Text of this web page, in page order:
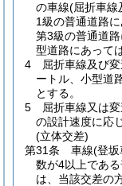
の車線(屈折車線
1級の普通道路
第3級の普通道
型道路にあって
4
屈折車線及び
ートル、小型道
とする。
5
屈折車線又は
の設計速度に応
(立体交差)
第31条
車線(登坂
数が4以上であ
は、当該交差の